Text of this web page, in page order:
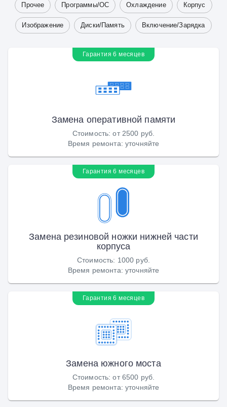
Прочее Программы/ОС Охлаждение Корпус
Изображение Диски/Память Включение/Зарядка
Гарантия 6 месяцев
Замена оперативной памяти
Стоимость:от 2500 руб.
Время ремонта: уточняйте
Гарантия 6 месяцев
Замена резиновой ножки нижней части
корпуса
Стоимость: 1000 руб.
Время ремонта: уточняйте
Гарантия 6 месяцев
Замена южного моста
Стоимость:от 6500 руб.
Время ремонта: уточняйте